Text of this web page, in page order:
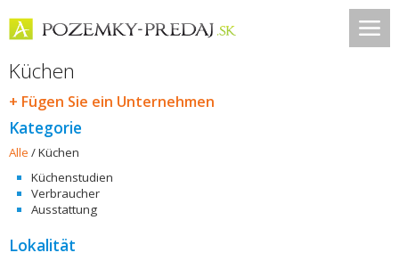
Küchen
+ Fügen Sie ein Unternehmen
Kategorie
Alle /Küchen
Küchenstudien
Verbraucher
Ausstattung
Lokalität